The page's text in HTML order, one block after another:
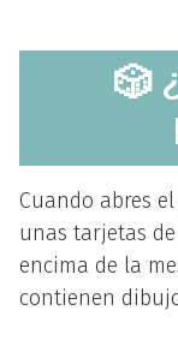
🎲
Cuando abres
unas tarjetas
encima de la
contienen